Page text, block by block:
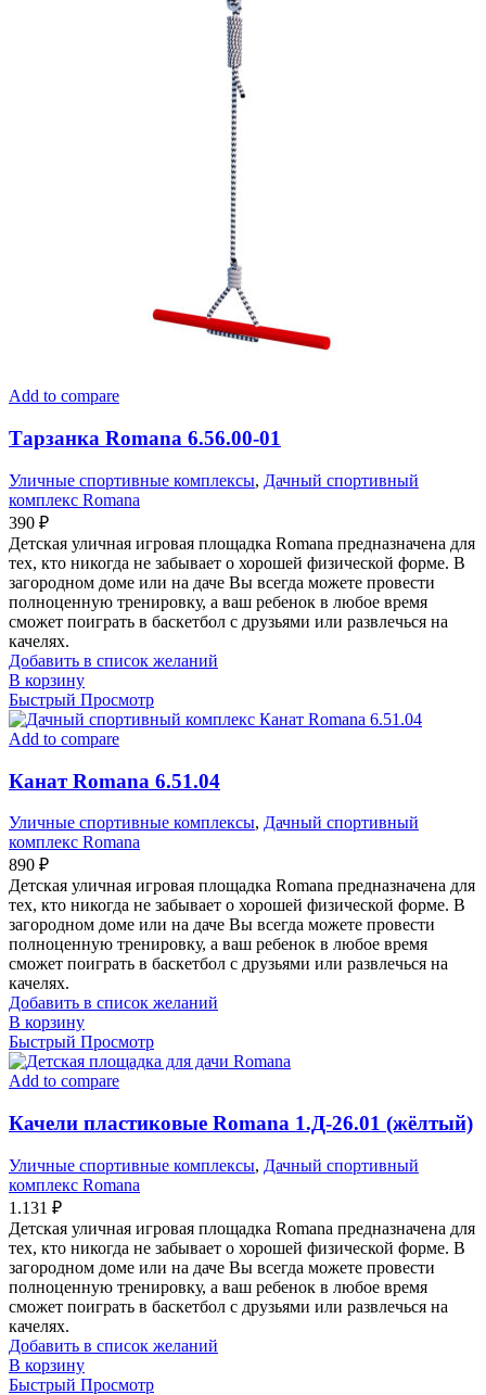
Add to compare
Тарзанка Romana 6.56.00-01
Уличные спортивные комплексы, Дачный спортивный
комплекс Romana
390 ₽
Детская уличная игровая площадка Romana предназначена для
тех, кто никогда не забывает о хорошей физической форме. В
загородном доме или на даче Вы всегда можете провести
полноценную тренировку, а ваш ребенок в любое время
сможет поиграть в баскетбол с друзьями или развлечься на
качелях.
Добавить в список желаний
В корзину
Быстрый Просмотр
Add to compare
Канат Romana 6.51.04
Уличные спортивные комплексы, Дачный спортивный
комплекс Romana
890 ₽
Детская уличная игровая площадка Romana предназначена для
тех, кто никогда не забывает о хорошей физической форме. В
загородном доме или на даче Вы всегда можете провести
полноценную тренировку, а ваш ребенок в любое время
сможет поиграть в баскетбол с друзьями или развлечься на
качелях.
Добавить в список желаний
В корзину
Быстрый Просмотр
Add to compare
Качели пластиковые Romana 1.Д-26.01 (жёлтый)
Уличные спортивные комплексы, Дачный спортивный
комплекс Romana
1.131 ₽
Детская уличная игровая площадка Romana предназначена для
тех, кто никогда не забывает о хорошей физической форме. В
загородном доме или на даче Вы всегда можете провести
полноценную тренировку, а ваш ребенок в любое время
сможет поиграть в баскетбол с друзьями или развлечься на
качелях.
Добавить в список желаний
В корзину
Быстрый Просмотр